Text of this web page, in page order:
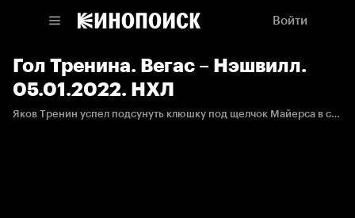
Войти
Гол Тренина. Вегас – Нэшвилл.
05.01.2022. НХЛ
Яков Тренин успел подсунуть клюшку под щелчок Майерса в своем 100-м матче в НХЛ.